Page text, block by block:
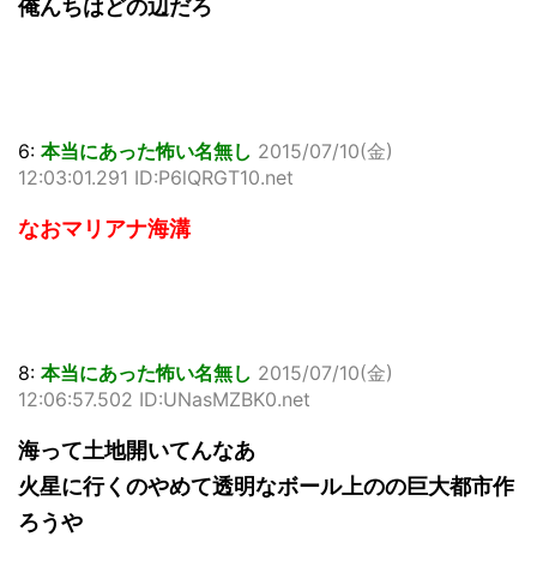
俺んちはどの辺だろ
6: 本当にあった怖い名無し 2015/07/10(金)
12:03:01.291 ID:P6lQRGT10.net
なおマリアナ海溝
8: 本当にあった怖い名無し 2015/07/10(金)
12:06:57.502 ID:UNasMZBK0.net
海って土地開いてんなあ
火星に行くのやめて透明なボール上のの巨大都市作
ろうや